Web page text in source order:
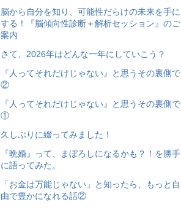
脳から自分を知り、可能性だらけの未来を手に
する！『脳傾向性診断＋解析セッション』のご
案内
さて、2026年はどんな一年にしていこう？
『人ってそれだけじゃない』と思うその裏側で
②
『人ってそれだけじゃない』と思うその裏側で
①
久しぶりに綴ってみました！
『晩婚』って、まぼろしになるかも？！を勝手
に語ってみた。
「お金は万能じゃない」と知ったら、もっと自
由で豊かになれる話②